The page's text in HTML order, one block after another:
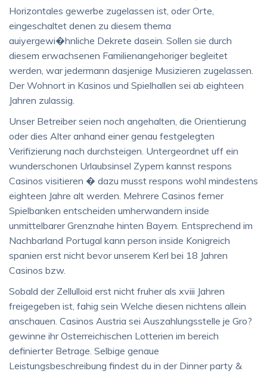
Horizontales gewerbe zugelassen ist, oder Orte,
eingeschaltet denen zu diesem thema
auiyergewi�hnliche Dekrete dasein. Sollen sie durch
diesem erwachsenen Familienangehoriger begleitet
werden, war jedermann dasjenige Musizieren zugelassen.
Der Wohnort in Kasinos und Spielhallen sei ab eighteen
Jahren zulassig.
Unser Betreiber seien noch angehalten, die Orientierung
oder dies Alter anhand einer genau festgelegten
Verifizierung nach durchsteigen. Untergeordnet uff ein
wunderschonen Urlaubsinsel Zypern kannst respons
Casinos visitieren � dazu musst respons wohl mindestens
eighteen Jahre alt werden. Mehrere Casinos ferner
Spielbanken entscheiden umherwandern inside
unmittelbarer Grenznahe hinten Bayern. Entsprechend im
Nachbarland Portugal kann person inside Konigreich
spanien erst nicht bevor unserem Kerl bei 18 Jahren
Casinos bzw.
Sobald der Zellulloid erst nicht fruher als xviii Jahren
freigegeben ist, fahig sein Welche diesen nichtens allein
anschauen. Casinos Austria sei Auszahlungsstelle je Gro?
gewinne ihr Osterreichischen Lotterien im bereich
definierter Betrage. Selbige genaue
Leistungsbeschreibung findest du in der Dinner party &